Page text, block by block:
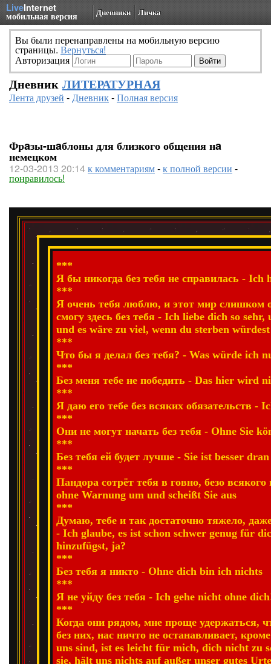
LiveInternet
мобильная версия Дневники Личка
Вы были перенаправлены на мобильную версию
страницы. Вернуться!
Авторизация
Дневник ЛИТЕРАТУРНАЯ
Лента друзей -Дневник-Полная версия
Фрaзы-шaблоны для близкого общения нa
немецком
12-03-2013 20:14к комментариям-к полной версии -
понравилось!
***
Я бы никогда без тебя не справилась - Ich
***
Я очень тебя люблю, и этот мир
смогу здесь без тебя - Ich liebe dich so
und es wäre zu viel, wenn du sterben würdest
***
Что бы я делал без тебя? - Was würde ich
***
Без меня тебе не победить - Das hier wird
***
Я даю его тебе без всяких обязательств -
***
Они не могут начать без тебя - Ohne Sie
***
Без тебя ей будет лучше - Sie ist besser
***
Пандора сотрёт тебя в говно, безо
ohne Warnung um und scheißt Sie aus
***
Думаю, тебе и так достаточно тяжело,
- Ich glaube, es ist schon schwer genug für
hinzufügst, ja?
***
Без тебя я никто - Ohne dich bin ich nichts
***
Я не уйду без тебя - Ich gehe nicht ohne
***
Когда они рядом, мне проще удержаться,
без них, нас ничто не останавливает,
uns sind, ist es leicht für mich, dich nicht zu
sie, hält uns nichts auf außer unser gutes